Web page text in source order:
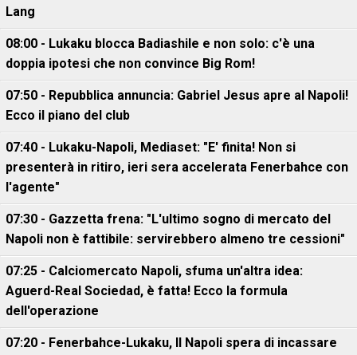
Lang
08:00 - Lukaku blocca Badiashile e non solo: c'è una
doppia ipotesi che non convince Big Rom!
07:50 - Repubblica annuncia: Gabriel Jesus apre al Napoli!
Ecco il piano del club
07:40 - Lukaku-Napoli, Mediaset: "E' finita! Non si
presenterà in ritiro, ieri sera accelerata Fenerbahce con
l'agente"
07:30 - Gazzetta frena: "L'ultimo sogno di mercato del
Napoli non è fattibile: servirebbero almeno tre cessioni"
07:25 - Calciomercato Napoli, sfuma un'altra idea:
Aguerd-Real Sociedad, è fatta! Ecco la formula
dell'operazione
07:20 - Fenerbahce-Lukaku, ll Napoli spera di incassare